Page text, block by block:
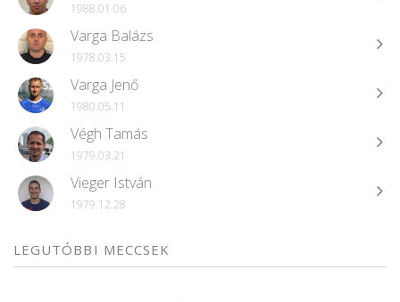
1988.01.06
Varga Balázs
1978.03.15
Varga Jenő
1980.05.11
Végh Tamás
1979.03.21
Vieger István
1979.12.28
LEGUTÓBBI MECCSEK